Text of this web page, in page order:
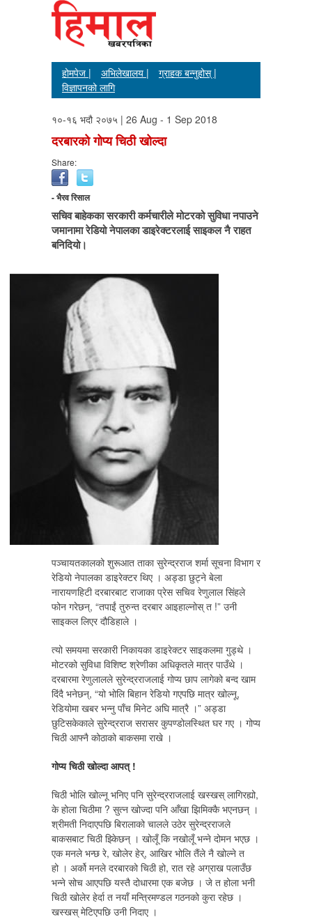
होमपेज | अभिलेखालय |
ग्राहक बन्नुहोस् |
विज्ञापनको लागि
१०-१६ भदौ २०७५ | 26 Aug - 1 Sep 2018
दरबारको गोप्य चिठी खोल्दा
Share:
- भैरव रिसाल
सचिव बाहेकका सरकारी कर्मचारीले मोटरको सुविधा नपाउने
जमानामा रेडियो नेपालका डाइरेक्टरलाई साइकल नै राहत
बनिदियो।
पञ्चायतकालको शुरूआत ताका सुरेन्द्रराज शर्मा सूचना विभाग र
रेडियो नेपालका डाइरेक्टर थिए । अड्डा छुट्ने बेला
नारायणहिटी दरबारबाट राजाका प्रेस सचिव रेणुलाल सिंहले
फोन गरेछन्, “तपाईं तुरुन्त दरबार आइहाल्नोस् त !” उनी
साइकल लिएर दौडिहाले ।
त्यो समयमा सरकारी निकायका डाइरेक्टर साइकलमा गुड्थे ।
मोटरको सुविधा विशिष्ट श्रेणीका अधिकृतले मात्र पाउँथे ।
दरबारमा रेणुलालले सुरेन्द्रराजलाई गोप्य छाप लागेको बन्द खाम
दिंदै भनेछन्, “यो भोलि बिहान रेडियो गएपछि मात्र खोल्नू,
रेडियोमा खबर भन्नु पाँच मिनेट अघि मात्रै ।” अड्डा
छुटिसकेकाले सुरेन्द्रराज सरासर कुपण्डोलस्थित घर गए । गोप्य
चिठी आफ्नै कोठाको बाकसमा राखे ।
गोप्य चिठी खोल्दा आपत् !
चिठी भोलि खोल्नू भनिए पनि सुरेन्द्रराजलाई खस्खस् लागिरह्यो,
के होला चिठीमा ? सुत्न खोज्दा पनि आँखा झिमिक्कै भएनछन् ।
श्रीमती निदाएपछि बिरालाको चालले उठेर सुरेन्द्रराजले
बाकसबाट चिठी झ्किेछन् । खोलूँ कि नखोलूँ भन्ने दोमन भएछ ।
एक मनले भन्छ रे, खोलेर हेर्, आखिर भोलि तैंले नै खोल्ने त
हो । अर्को मनले दरबारको चिठी हो, रात रहे अग्राख पलाउँछ
भन्ने सोच आएपछि यस्तै दोधारमा एक बजेछ । जे त होला भनी
चिठी खोलेर हेर्दा त नयाँ मन्त्रिमण्डल गठनको कुरा रहेछ ।
खस्खस् मेटिएपछि उनी निदाए ।